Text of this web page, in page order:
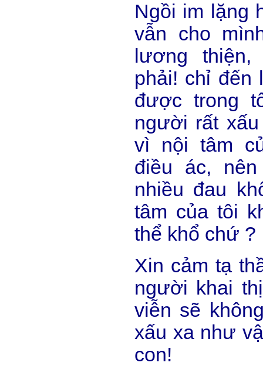
Ngồi im lặng
vẫn cho
lương
phải! chỉ đến
được trong
người rất
vì nội tâm
điều ác,
nhiều đau
tâm của tôi
thể khổ chứ ?
Xin cảm tạ
người khai
viễn sẽ
xấu xa như
con!